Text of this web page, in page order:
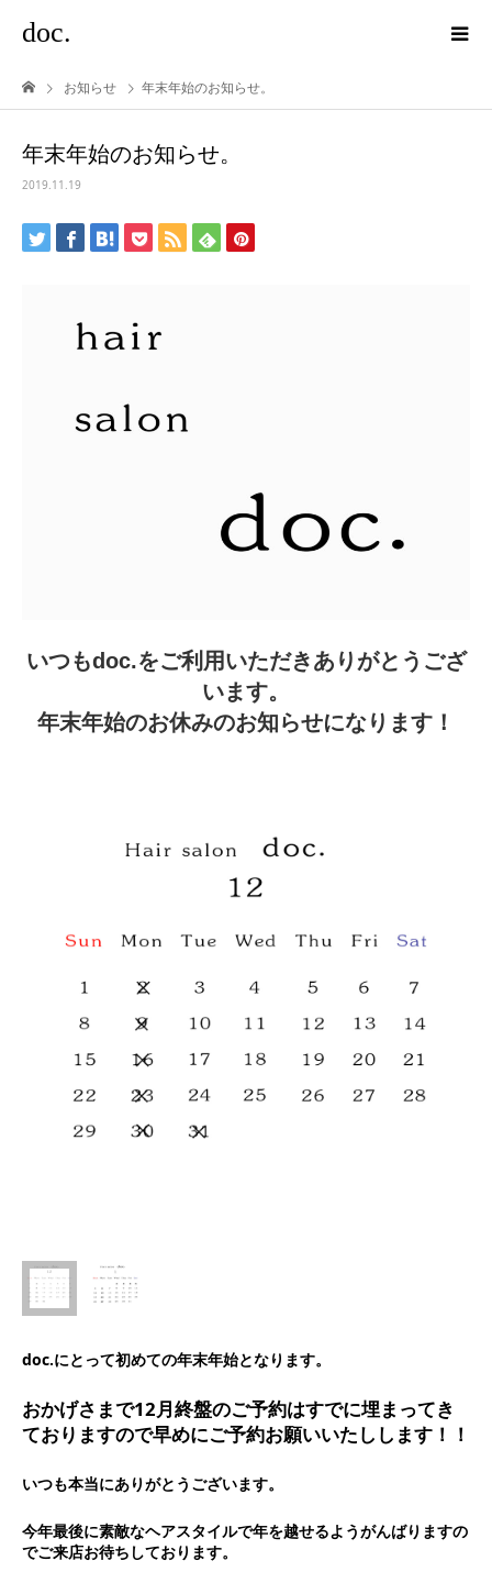
doc.
お知らせ 年末年始のお知らせ。
年末年始のお知らせ。
2019.11.19
いつもdoc.をご利用いただきありがとうござ
います。
年末年始のお休みのお知らせになります！
doc.にとって初めての年末年始となります。
おかげさまで12月終盤のご予約はすでに埋まってき
ておりますので早めにご予約お願いいたしします！！
いつも本当にありがとうございます。
今年最後に素敵なヘアスタイルで年を越せるようがんばりますの
でご来店お待ちしております。